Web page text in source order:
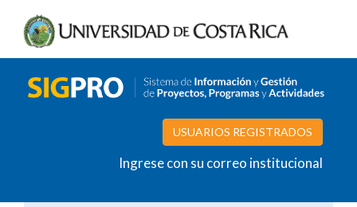
USUARIOS REGISTRADOS
Ingrese con su correo institucional